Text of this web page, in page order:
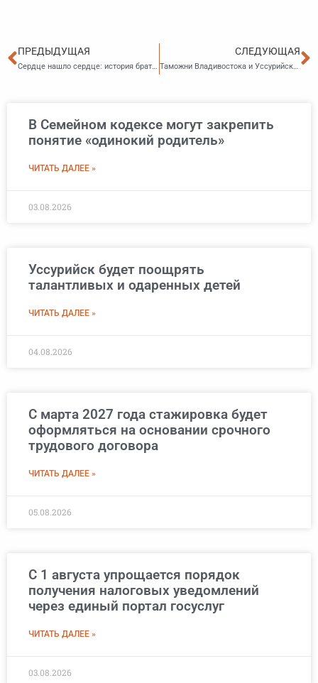
Пред
ПРЕДЫДУЩАЯ
Сердце нашло сердце: история брата и сестры, которых разлучила судьба, а соединила человеческая доброта
СЛЕДУЮЩАЯ
Таможни Владивостока и Уссурийска перешли на круглосуточный режим работы для оформления автомобилей физических лиц
В Семейном кодексе могут закрепить
понятие «одинокий родитель»
ЧИТАТЬ ДАЛЕЕ »
03.08.2026
Уссурийск будет поощрять
талантливых и одаренных детей
ЧИТАТЬ ДАЛЕЕ »
04.08.2026
С марта 2027 года стажировка будет
оформляться на основании срочного
трудового договора
ЧИТАТЬ ДАЛЕЕ »
05.08.2026
С 1 августа упрощается порядок
получения налоговых уведомлений
через единый портал госуслуг
ЧИТАТЬ ДАЛЕЕ »
03.08.2026